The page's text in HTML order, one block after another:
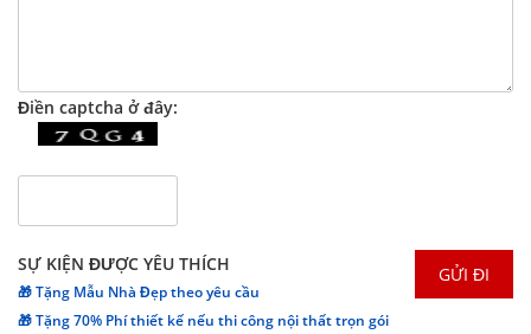
Điền captcha ở đây:
SỰ KIỆN ĐƯỢC YÊU THÍCH
🎁 Tặng Mẫu Nhà Đẹp theo yêu cầu
🎁 Tặng 70% Phí thiết kế nếu thi công nội thất trọn gói